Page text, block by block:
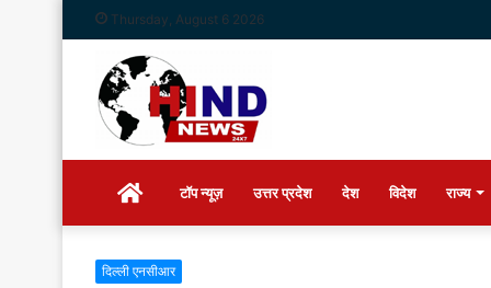
Thursday, August 6 2026
Homeटॉप न्यूज़ उत्तर प्रदेश देश विदेश राज्य
दिल्ली एनसीआर